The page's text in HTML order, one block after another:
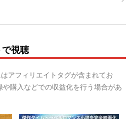
視聴
アフィリエイトタグが含まれてお
購入などでの収益化を行う場合があ